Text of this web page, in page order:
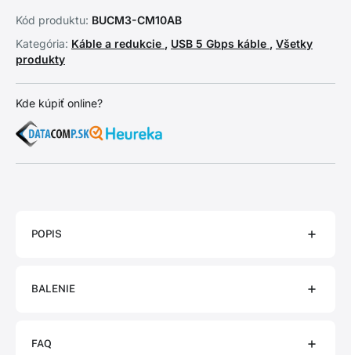
Kód produktu: BUCM3-CM10AB
Kategória: Káble a redukcie , USB 5 Gbps káble , Všetky
produkty
Kde kúpiť online?
POPIS
BALENIE
FAQ